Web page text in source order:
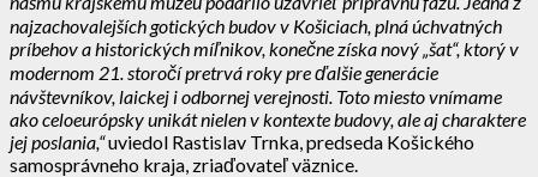
najzachovalejších gotických budov v Košiciach, plná úchvatných
príbehov a historických míľnikov, konečne získa nový „šat“, ktorý v
modernom 21. storočí pretrvá roky pre ďalšie generácie
návštevníkov, laickej i odbornej verejnosti. Toto miesto vnímame
ako celoeurópsky unikát nielen v kontexte budovy, ale aj charaktere
jej poslania,“uviedol Rastislav Trnka, predseda Košického
samosprávneho kraja, zriaďovateľ väznice.